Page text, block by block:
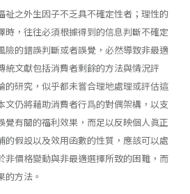
祉之外生因子不乏具不確定性者；理性的
時，往往必須根據得到的信息判斷不確定
險的錯誤判斷或者誤覺，必然導致非最適
統文獻包括消費者剩餘的方法與情況評
的研究，似乎都未嘗合理地處理或評估這
文仍將藉助消費者行爲的對偶架構，以支
覺有關的福利效果，而足以反映個人眞正
的假設以及效用函數的性質，應該可以處
非價格變動與非最適選擇所致的困難，而
的方法。